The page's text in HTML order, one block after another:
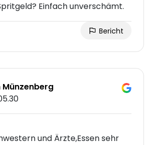
Einfach unverschämt.
Bericht
Münzenberg
und Ärzte,Essen sehr